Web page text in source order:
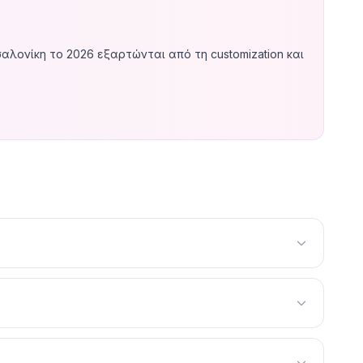
το 2026 εξαρτώνται από τη customization και
custom design με Liquid development, conversion
€500+/μήνα), transaction fees (0-2% εκτός
κάποιος WordPress — το Shopify θέλει εξειδίκευση